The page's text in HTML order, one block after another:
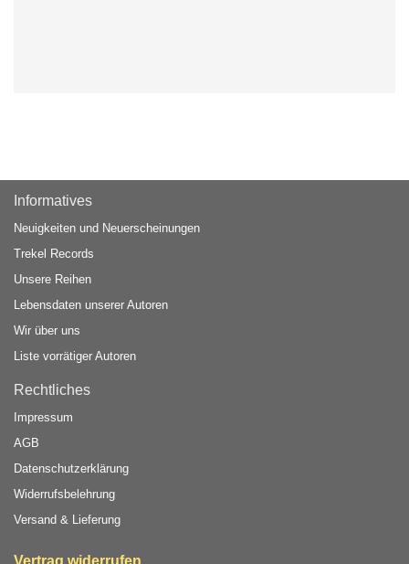
Informatives
Neuigkeiten und Neuerscheinungen
Trekel Records
Unsere Reihen
Lebensdaten unserer Autoren
Wir über uns
Liste vorrätiger Autoren
Rechtliches
Impressum
AGB
Datenschutzerklärung
Widerrufsbelehrung
Versand & Lieferung
Vertrag widerrufen